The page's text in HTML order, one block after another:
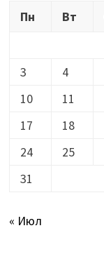
Пн
Вт
3
4
10
11
17
18
24
25
31
« Июл